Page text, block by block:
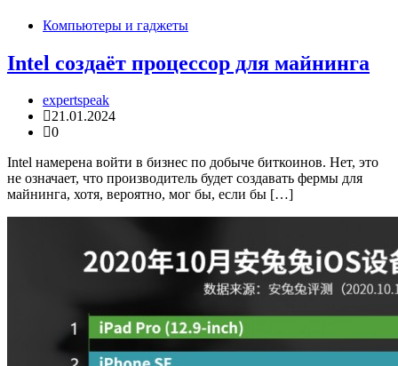
Компьютеры и гаджеты
Intel создаёт процессор для майнинга
expertspeak
21.01.2024
0
Intel намерена войти в бизнес по добыче биткоинов. Нет, это
не означает, что производитель будет создавать фермы для
майнинга, хотя, вероятно, мог бы, если бы […]